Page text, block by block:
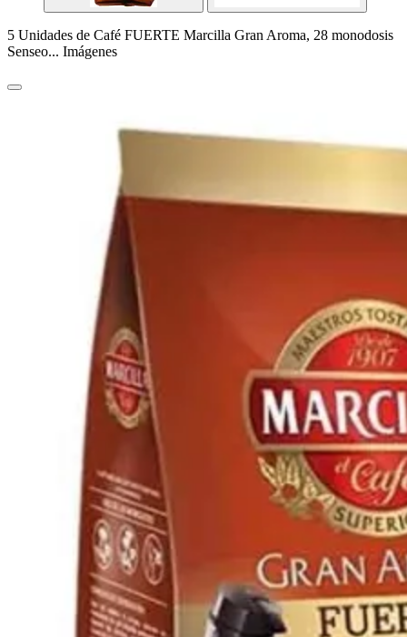
5 Unidades de Café FUERTE Marcilla Gran Aroma, 28 monodosis
Senseo... Imágenes